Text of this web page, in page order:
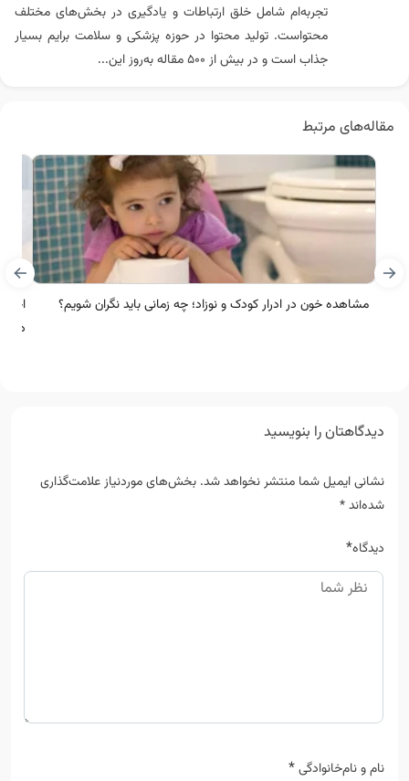
تجربه‌ام شامل خلق ارتباطات و یادگیری در بخش‌های مختلف
محتواست. تولید محتوا در حوزه پزشکی و سلامت برایم بسیار
جذاب است و در بیش از ۵۰۰ مقاله به‌روز این...
مقاله‌های مرتبط
مشاهده خون در ادرار کودک و نوزاد؛ چه زمانی باید نگران شویم؟
دیدگاهتان را بنویسید
نشانی ایمیل شما منتشر نخواهد شد. بخش‌های موردنیاز علامت‌گذاری
شده‌اند*
دیدگاه*
نام و نام‌خانوادگی*